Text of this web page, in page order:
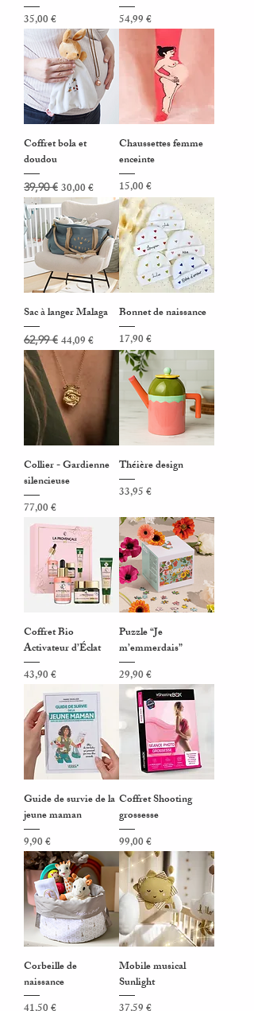
Prix
35,00 €
Prix
54,99 €
Coffret bola et
doudou
Prix original
39,90 € Prix promotionnel
30,00 €
Chaussettes femme
enceinte
Prix
15,00 €
Sac à langer Malaga
Prix original
62,99 € Prix promotionnel
44,09 €
Bonnet de naissance
Prix
17,90 €
Collier - Gardienne
silencieuse
Prix
77,00 €
Théière design
Prix
33,95 €
Coffret Bio
Activateur d’Éclat
Prix
43,90 €
Puzzle “Je
m’emmerdais”
Prix
29,90 €
Guide de survie de la
jeune maman
Prix
9,90 €
Coffret Shooting
grossesse
Prix
99,00 €
Corbeille de
naissance
Mobile musical
Sunlight